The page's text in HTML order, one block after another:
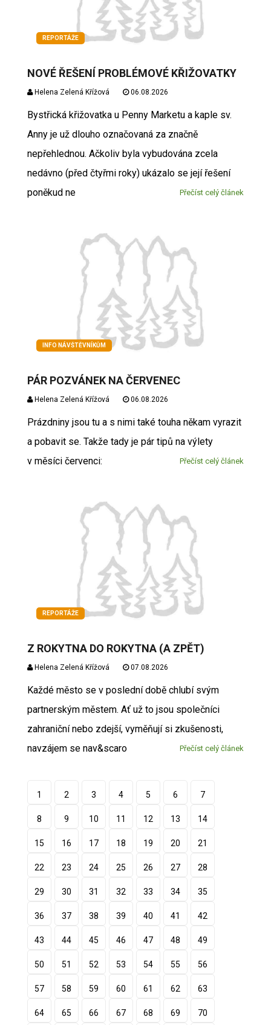
REPORTÁŽE
NOVÉ ŘEŠENÍ PROBLÉMOVÉ KŘIŽOVATKY
Helena Zelená Křížová 06.08.2026
Bystřická křižovatka u Penny Marketu a kaple sv.
Anny je už dlouho označovaná za značně
nepřehlednou. Ačkoliv byla vybudována zcela
nedávno (před čtyřmi roky) ukázalo se její řešení
poněkud ne
Přečíst celý článek
INFO NÁVŠTĚVNÍKŮM
PÁR POZVÁNEK NA ČERVENEC
Helena Zelená Křížová 06.08.2026
Prázdniny jsou tu a s nimi také touha někam vyrazit
a pobavit se. Takže tady je pár tipů na výlety
v měsíci červenci:
Přečíst celý článek
REPORTÁŽE
Z ROKYTNA DO ROKYTNA (A ZPĚT)
Helena Zelená Křížová 07.08.2026
Každé město se v poslední době chlubí svým
partnerským městem. Ať už to jsou společníci
zahraniční nebo zdejší, vyměňují si zkušenosti,
navzájem se nav&scaro
Přečíst celý článek
1 2 3 4 5 6 7
8 9 10 11 12 13 14
15 16 17 18 19 20 21
22 23 24 25 26 27 28
29 30 31 32 33 34 35
36 37 38 39 40 41 42
43 44 45 46 47 48 49
50 51 52 53 54 55 56
57 58 59 60 61 62 63
64 65 66 67 68 69 70